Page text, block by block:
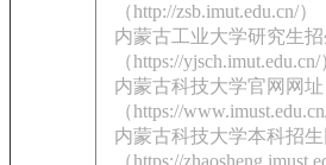
（http://zsb.imut.edu.cn/）
内蒙古工业大学研究生
（https://yjsch.imut.edu.cn/
内蒙古科技大学官网网址
（https://www.imust.edu.cn/
内蒙古科技大学本科招生
（https://